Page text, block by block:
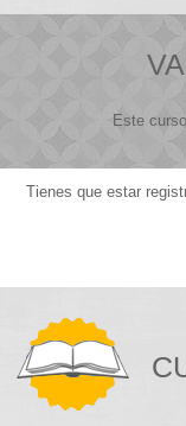
Este
Tienes que estar